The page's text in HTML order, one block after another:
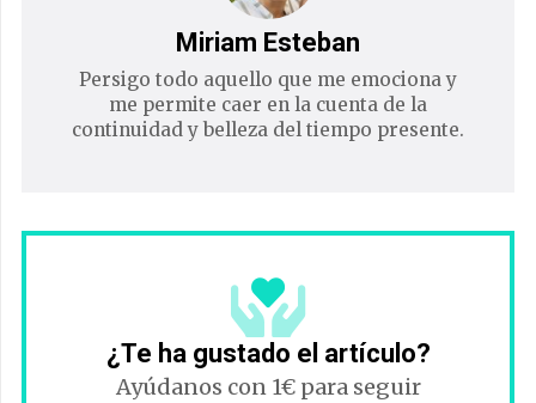
Miriam Esteban
Persigo todo aquello que me emociona y
me permite caer en la cuenta de la
continuidad y belleza del tiempo presente.
¿Te ha gustado el artículo?
Ayúdanos con 1€ para seguir